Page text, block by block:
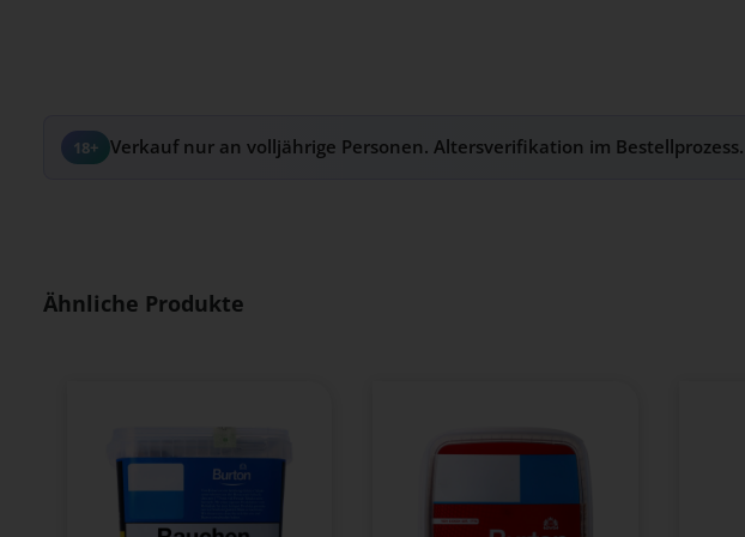
18+ Verkauf nur an volljährige Personen. Altersverifikation im Bestellprozess.
Produktgalerie überspringen
Ähnliche Produkte